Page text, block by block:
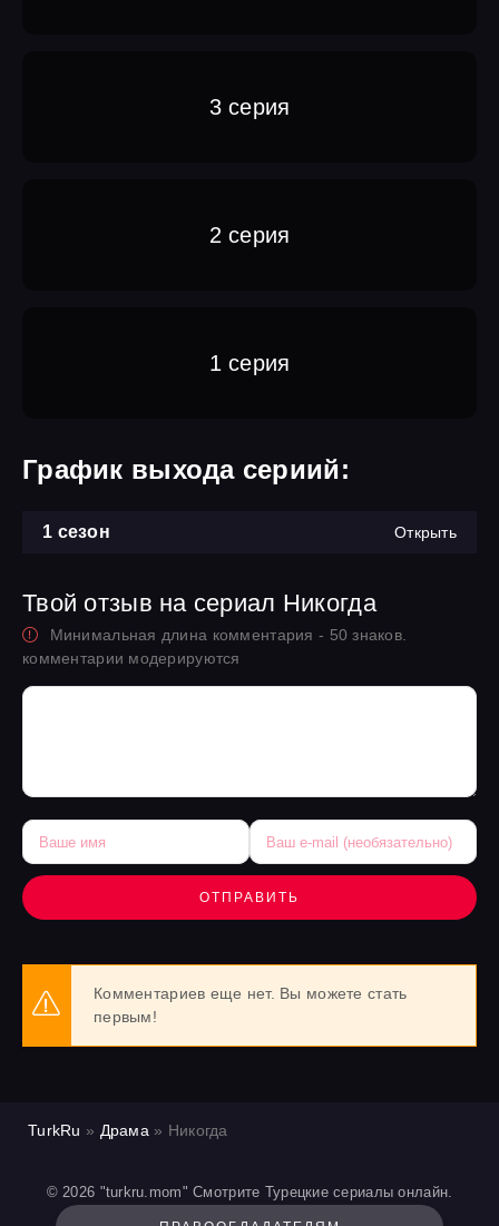
3 серия
2 серия
1 серия
График выхода сериий:
1 сезон Открыть
Твой отзыв на сериал Никогда
Минимальная длина комментария - 50 знаков.
комментарии модерируются
ОТПРАВИТЬ
Комментариев еще нет. Вы можете стать
первым!
TurkRu » Драма» Никогда
© 2026 "turkru.mom" Смотрите Турецкие сериалы онлайн.